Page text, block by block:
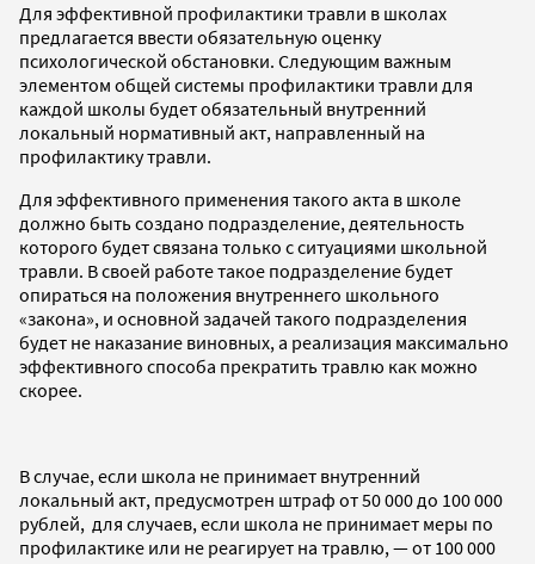
Для эффективной профилактики травли в школах
предлагается ввести обязательную оценку
психологической обстановки. Следующим важным
элементом общей системы профилактики травли для
каждой школы будет обязательный внутренний
локальный нормативный акт, направленный на
профилактику травли.
Для эффективного применения такого акта в школе
должно быть создано подразделение, деятельность
которого будет связана только с ситуациями школьной
травли. В своей работе такое подразделение будет
опираться на положения внутреннего школьного
«закона», и основной задачей такого подразделения
будет не наказание виновных, а реализация максимально
эффективного способа прекратить травлю как можно
скорее.
В случае, если школа не принимает внутренний
локальный акт, предусмотрен штраф от 50 000 до 100 000
рублей, для случаев, если школа не принимает меры по
профилактике или не реагирует на травлю, — от 100 000